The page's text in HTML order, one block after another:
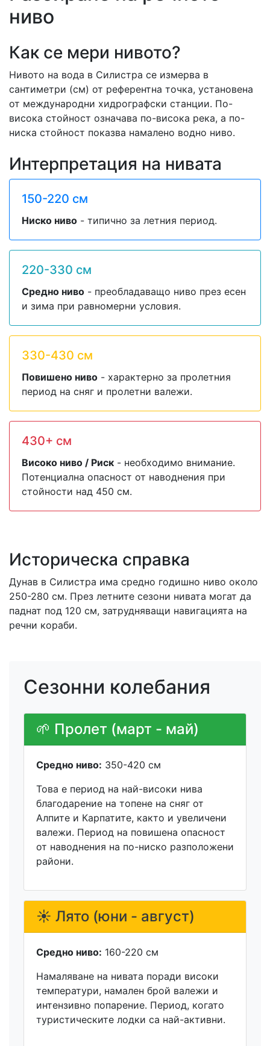
ниво
Как се мери нивото?
Нивото на вода в Силистра се измерва в
сантиметри (см) от референтна точка, установена
от международни хидрографски станции. По-
висока стойност означава по-висока река, а по-
ниска стойност показва намалено водно ниво.
Интерпретация на нивата
150-220 см
Ниско ниво - типично за летния период.
220-330 см
Средно ниво - преобладаващо ниво през есен
и зима при равномерни условия.
330-430 см
Повишено ниво - характерно за пролетния
период на сняг и пролетни валежи.
430+ см
Високо ниво / Риск - необходимо внимание.
Потенциална опасност от наводнения при
стойности над 450 см.
Историческа справка
Дунав в Силистра има средно годишно ниво около
250-280 см. През летните сезони нивата могат да
паднат под 120 см, затрудняващи навигацията на
речни кораби.
Сезонни колебания
🌱 Пролет (март - май)
Средно ниво: 350-420 см
Това е период на най-високи нива
благодарение на топене на сняг от
Алпите и Карпатите, както и увеличени
валежи. Период на повишена опасност
от наводнения на по-ниско разположени
райони.
☀️ Лято (юни - август)
Средно ниво: 160-220 см
Намаляване на нивата поради високи
температури, намален брой валежи и
интензивно попарение. Период, когато
туристическите лодки са най-активни.